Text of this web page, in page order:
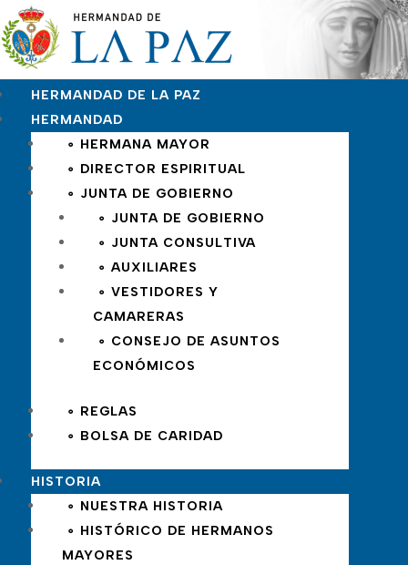
HERMANDAD DE LA PAZ
HERMANDAD
∘ HERMANA MAYOR
∘ DIRECTOR ESPIRITUAL
∘ JUNTA DE GOBIERNO
∘ JUNTA DE GOBIERNO
∘ JUNTA CONSULTIVA
∘ AUXILIARES
∘ VESTIDORES Y
CAMARERAS
∘ CONSEJO DE ASUNTOS
ECONÓMICOS
∘ REGLAS
∘ BOLSA DE CARIDAD
HISTORIA
∘ NUESTRA HISTORIA
∘ HISTÓRICO DE HERMANOS
MAYORES